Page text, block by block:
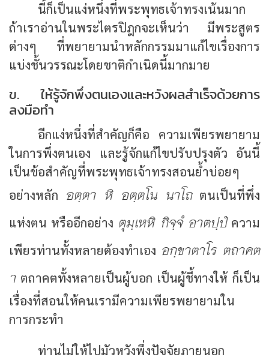
นี้ก็เป็นแง่หนึ่งที่พระพุทธเจ้าทรงเน้นมาก
ถ้าเราอ่านในพระไตรปิฎกจะเห็นว่า มีพระสูตร
ต่างๆ ที่พยายามนำหลักกรรมมาแก้ไขเรื่องการ
แบ่งชั้นวรรณะโดยชาติกำเนิดนี้มากมาย
ข. ให้รู้จักพึ่งตนเองและหวังผลสำเร็จด้วยการ
ลงมือทำ
อีกแง่หนึ่งที่สำคัญก็คือ ความเพียรพยายาม
ในการพึ่งตนเอง และรู้จักแก้ไขปรับปรุงตัว อันนี้
เป็นข้อสำคัญที่พระพุทธเจ้าทรงสอนย้ำบ่อยๆ
อย่างหลัก อตฺตา หิ อตฺตโน นาโถตนเป็นที่พึ่ง
แห่งตน หรืออีกอย่าง ตุมฺเหหิ กิจฺจํ อาตปฺปํความ
เพียรท่านทั้งหลายต้องทำเอง อกฺขาตาโร ตถาคต
าตถาคตทั้งหลายเป็นผู้บอก เป็นผู้ชี้ทางให้ ก็เป็น
เรื่องที่สอนให้คนเรามีความเพียรพยายามใน
การกระทำ
ท่านไม่ให้ไปมัวหวังพึ่งปัจจัยภายนอก